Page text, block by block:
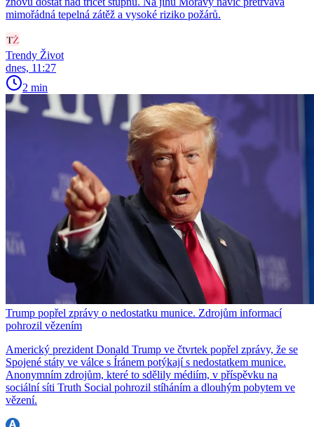
mimořádná tepelná zátěž a vysoké riziko požárů.
Trendy Život
dnes, 11:27
2 min
Trump popřel zprávy o nedostatku munice. Zdrojům informací
pohrozil vězením
Americký prezident Donald Trump ve čtvrtek popřel zprávy, že se
Spojené státy ve válce s Íránem potýkají s nedostatkem munice.
Anonymním zdrojům, které to sdělily médiím, v příspěvku na
sociální síti Truth Social pohrozil stíháním a dlouhým pobytem ve
vězení.